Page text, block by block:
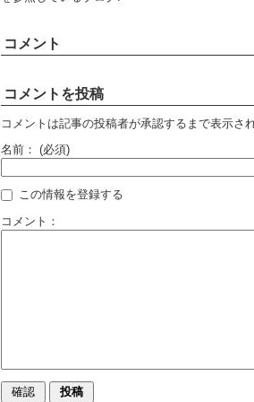
コメント
コメントを投稿
コメントは記事の投稿者が承認するまで表示さ
名前： (必須)
この情報を登録する
コメント：